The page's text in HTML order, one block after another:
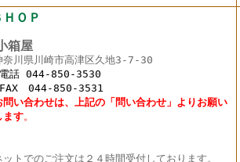
ＯＰ
屋
奈川県川崎市高津区久地3-7-30
044-850-3530
044-850-3531
問い合わせは、上記の「問い合わせ」よりお願い
ます。
トでのご注文は２４時間受付しております。